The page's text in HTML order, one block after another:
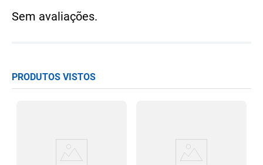
Sem avaliações.
PRODUTOS VISTOS